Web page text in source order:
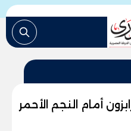
أمام النجم الأحمر